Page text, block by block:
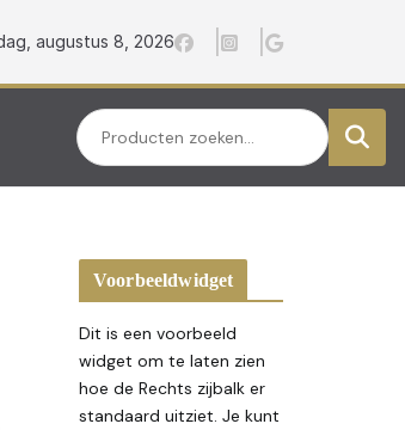
augustus 8, 2026
Zoeken
Voorbeeldwidget
Dit is een voorbeeld
widget om te laten zien
hoe de Rechts zijbalk er
standaard uitziet. Je kunt